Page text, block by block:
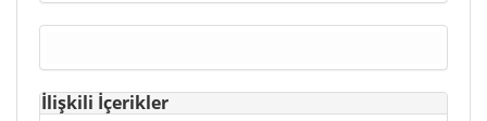
İlişkili İçerikler